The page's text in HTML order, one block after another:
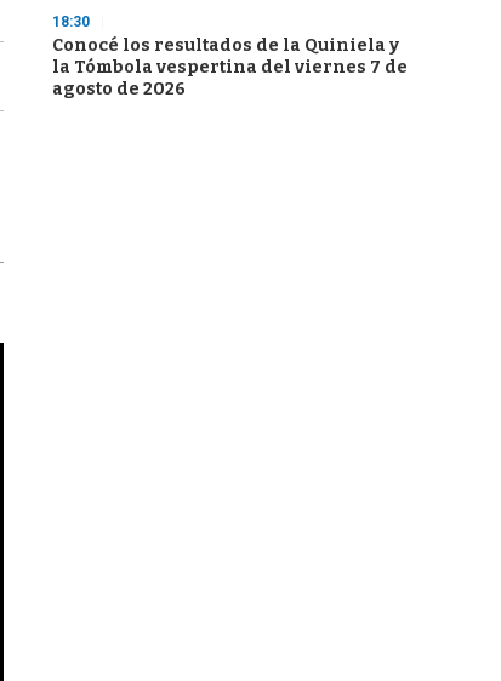
18:30
Conocé los resultados de la Quiniela y
la Tómbola vespertina del viernes 7 de
agosto de 2026